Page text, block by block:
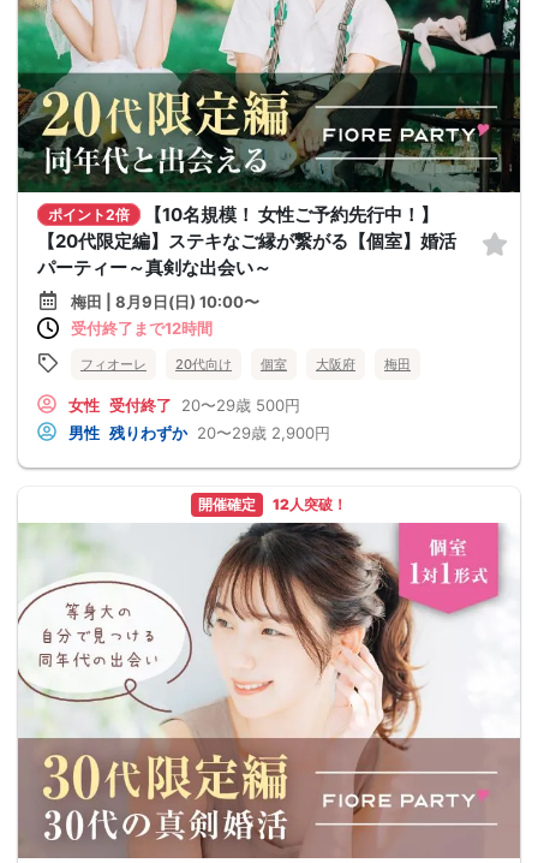
ポイント2倍
【10名規模！ 女性ご予約先行中！】
【20代限定編】ステキなご縁が繋がる【個室】婚活
パーティー～真剣な出会い～
梅田 | 8月9日(日) 10:00〜
受付終了まで12時間
フィオーレ 20代向け 個室 大阪府 梅田
女性 受付終了 20〜29歳 500円
男性 残りわずか 20〜29歳 2,900円
開催確定 12人突破！